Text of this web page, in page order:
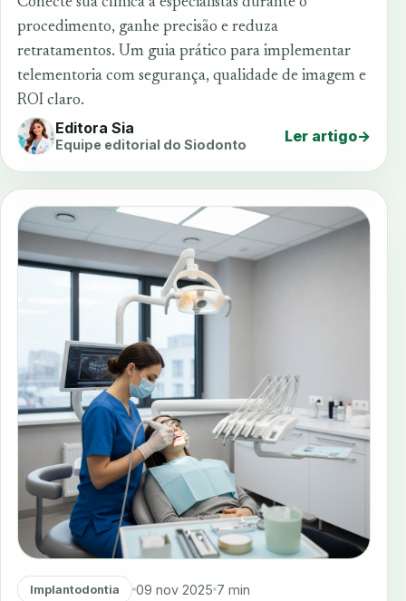
procedimento, ganhe precisão e reduza
retratamentos. Um guia prático para implementar
telementoria com segurança, qualidade de imagem e
ROI claro.
Editora Sia
Equipe editorial do Siodonto Ler artigo→
Implantodontia 09 nov 2025 7 min